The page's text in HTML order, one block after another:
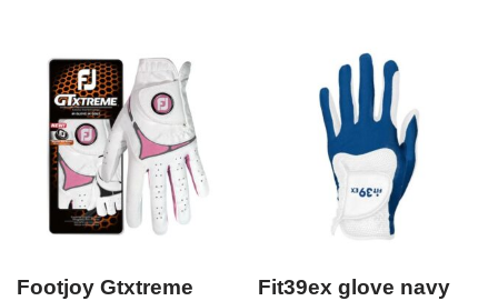
Footjoy Gtxtreme
Fit39ex glove navy